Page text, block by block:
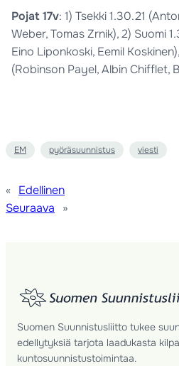
Pojat 17v: 1) Tsekki 1.30.21
Weber, Tomas Zrnik), 2) Suomi
Eino Liponkoski, Eemil
(Robinson Payel, Albin Chifflet,
EM pyöräsuunnistus viesti
« Edellinen
Seuraava
»
Suomen Suunnistusliitto tukee
edellytyksiä tarjota laadukasta
kuntosuunnistustoimintaa.